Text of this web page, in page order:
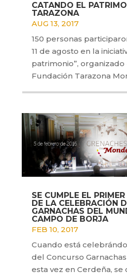
CATANDO EL
TARAZONA
AUG 13, 2017
150 personas
11 de agosto en la
patrimonio”, organizado
Fundación Tarazona
SE CUMPLE EL
DE LA CELEBRACIÓN
GARNACHAS DEL
CAMPO DE BORJA
FEB 10, 2017
Cuando está
del Concurso
esta vez en Cerdeña,